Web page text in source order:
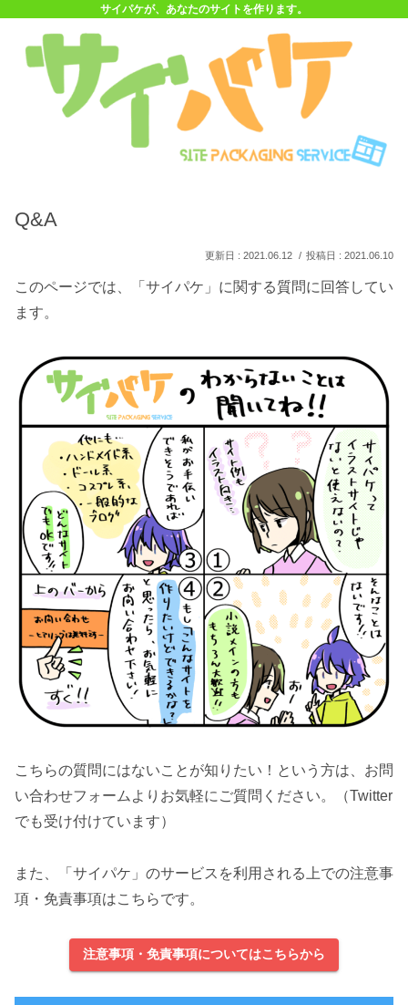
サイパケが、あなたのサイトを作ります。
Q&A
2021.06.12 2021.06.10
このページでは、「サイパケ」に関する質問に回答してい
ます。
こちらの質問にはないことが知りたい！という方は、お問
い合わせフォームよりお気軽にご質問ください。（Twitter
でも受け付けています）
また、「サイパケ」のサービスを利用される上での注意事
項・免責事項はこちらです。
注意事項・免責事項についてはこちらから